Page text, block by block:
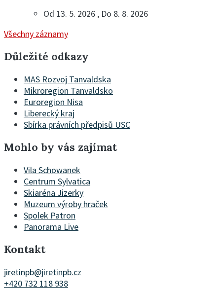
Od 13. 5. 2026 , Do 8. 8. 2026
Všechny záznamy
Důležité odkazy
MAS Rozvoj Tanvaldska
Mikroregion Tanvaldsko
Euroregion Nisa
Liberecký kraj
Sbírka právních předpisů USC
Mohlo by vás zajímat
Vila Schowanek
Centrum Sylvatica
Skiaréna Jizerky
Muzeum výroby hraček
Spolek Patron
Panorama Live
Kontakt
jiretinpb@jiretinpb.cz
+420 732 118 938